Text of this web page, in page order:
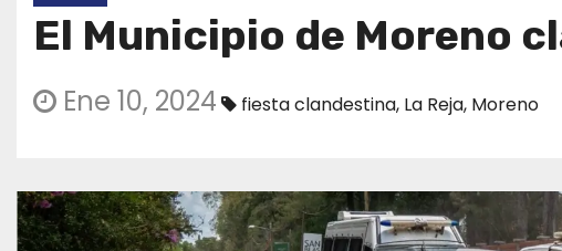
El Municipio de Moreno
Ene 10, 2024 fiesta clandestina, La Reja, Moreno